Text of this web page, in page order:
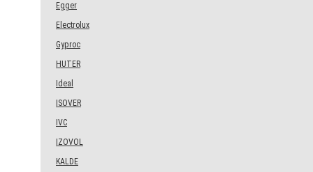
Egger
Electrolux
Gyproc
HUTER
Ideal
ISOVER
IVC
IZOVOL
KALDE